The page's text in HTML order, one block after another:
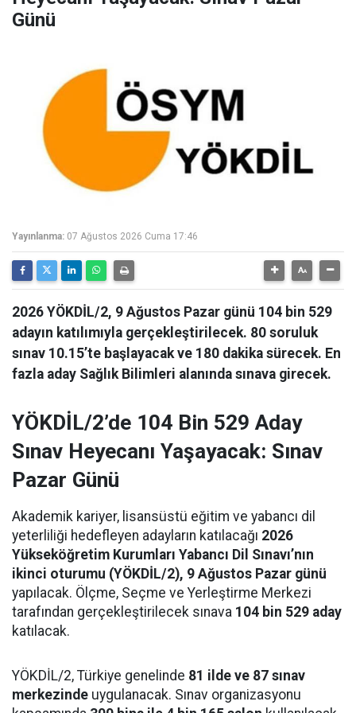
Günü
Yayınlanma: 07 Ağustos 2026 Cuma 17:46
2026 YÖKDİL/2, 9 Ağustos Pazar günü 104 bin 529
adayın katılımıyla gerçekleştirilecek. 80 soruluk
sınav 10.15’te başlayacak ve 180 dakika sürecek. En
fazla aday Sağlık Bilimleri alanında sınava girecek.
YÖKDİL/2’de 104 Bin 529 Aday
Sınav Heyecanı Yaşayacak: Sınav
Pazar Günü
Akademik kariyer, lisansüstü eğitim ve yabancı dil
yeterliliği hedefleyen adayların katılacağı 2026
Yükseköğretim Kurumları Yabancı Dil Sınavı’nın
ikinci oturumu (YÖKDİL/2), 9 Ağustos Pazar günü
yapılacak. Ölçme, Seçme ve Yerleştirme Merkezi
tarafından gerçekleştirilecek sınava 104 bin 529 aday
katılacak.
YÖKDİL/2, Türkiye genelinde 81 ilde ve 87 sınav
merkezinde uygulanacak. Sınav organizasyonu